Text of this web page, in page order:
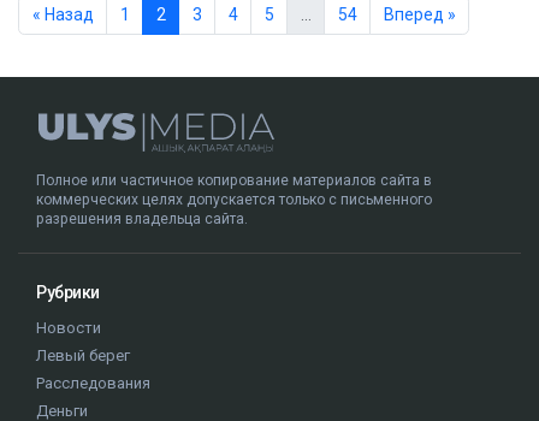
« Назад 1 2 3 4 5 … 54 Вперед »
Полное или частичное копирование материалов сайта в
коммерческих целях допускается только с письменного
разрешения владельца сайта.
Рубрики
Новости
Левый берег
Расследования
Деньги